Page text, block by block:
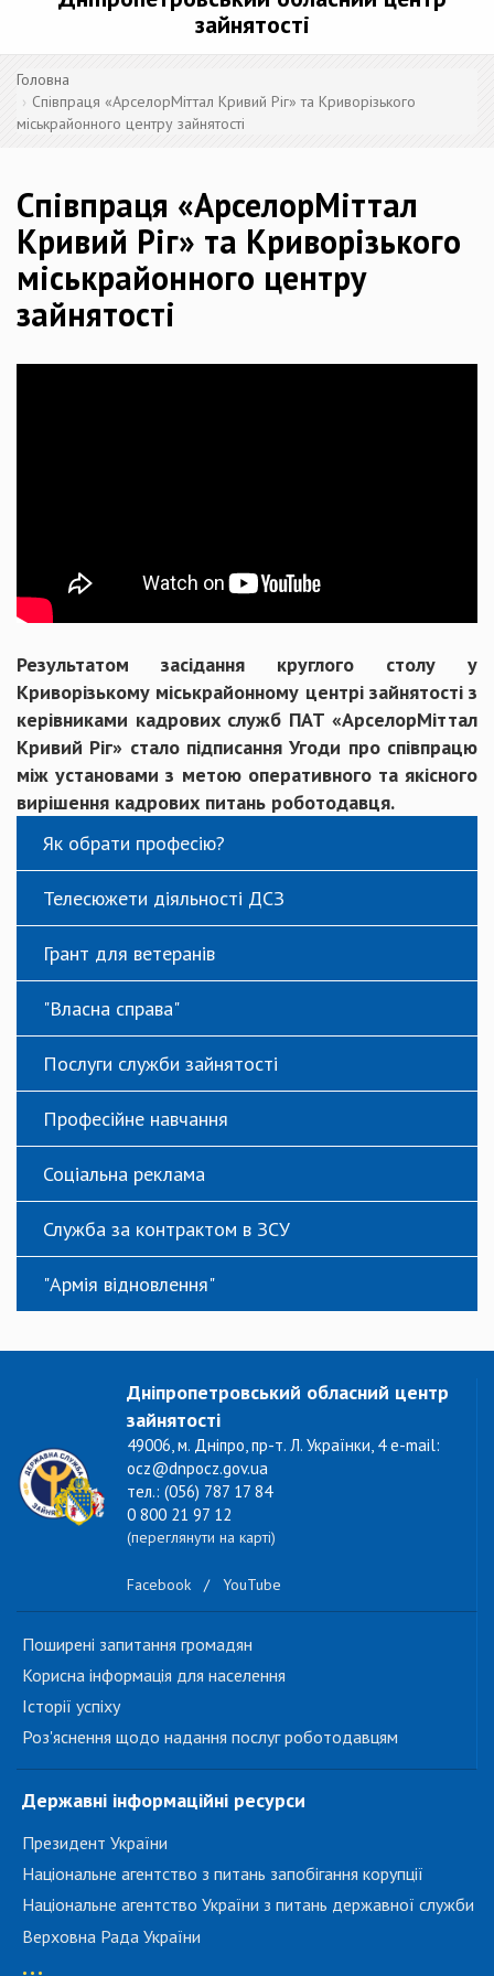
зайнятості
Головна
Співпраця «АрселорМіттал Кривий Ріг» та Криворізького
міськрайонного центру зайнятості
Співпраця «АрселорМіттал
Кривий Ріг» та Криворізького
міськрайонного центру
зайнятості
Результатом засідання круглого столу у
Криворізькому міськрайонному центрі зайнятості з
керівниками кадрових служб ПАТ «АрселорМіттал
Кривий Ріг» стало підписання Угоди про співпрацю
між установами з метою оперативного та якісного
вирішення кадрових питань роботодавця.
Як обрати професію?
Телесюжети діяльності ДСЗ
Грант для ветеранів
"Власна справа"
Послуги служби зайнятості
Професійне навчання
Соціальна реклама
Служба за контрактом в ЗСУ
"Армія відновлення"
Дніпропетровський обласний центр
зайнятості
49006, м. Дніпро, пр-т. Л. Українки, 4 e-mail:
ocz@dnpocz.gov.ua
тел.: (056) 787 17 84
0 800 21 97 12
(переглянути на карті)
Facebook / YouTube
Поширені запитання громадян
Корисна інформація для населення
Історії успіху
Роз'яснення щодо надання послуг роботодавцям
Державні інформаційні ресурси
Президент України
Національне агентство з питань запобігання корупції
Національне агентство України з питань державної служби
Верховна Рада України
...